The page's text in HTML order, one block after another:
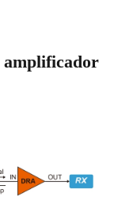
amplificador